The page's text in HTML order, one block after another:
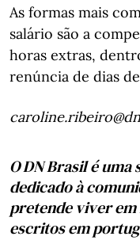
As formas mais
salário são a
horas extras,
renúncia de dias
O DN Brasil é
dedicado à
pretende viver
escritos em